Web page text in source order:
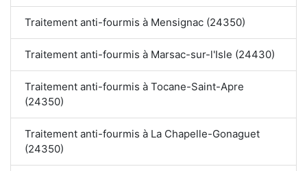
Traitement anti-fourmis à Mensignac (24350)
Traitement anti-fourmis à Marsac-sur-l'Isle (24430)
Traitement anti-fourmis à Tocane-Saint-Apre
(24350)
Traitement anti-fourmis à La Chapelle-Gonaguet
(24350)